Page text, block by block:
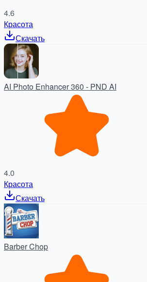
4.6
Красота
Скачать
AI Photo Enhancer 360 - PND AI
4.0
Красота
Скачать
Barber Chop